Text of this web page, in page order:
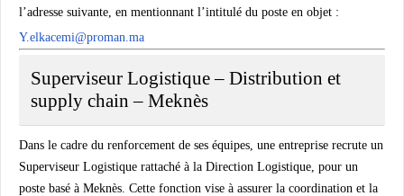
l’adresse suivante, en mentionnant l’intitulé du poste en objet :
Y.elkacemi@proman.ma
Superviseur Logistique – Distribution et
supply chain – Meknès
Dans le cadre du renforcement de ses équipes, une entreprise recrute un
Superviseur Logistique rattaché à la Direction Logistique, pour un
poste basé à Meknès. Cette fonction vise à assurer la coordination et la